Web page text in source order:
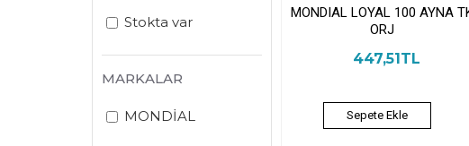
MARKALAR
MONDİAL
Stokta var
MONDIAL LOYAL 100 AYNA
ORJ
447,51TL
Sepete Ekle